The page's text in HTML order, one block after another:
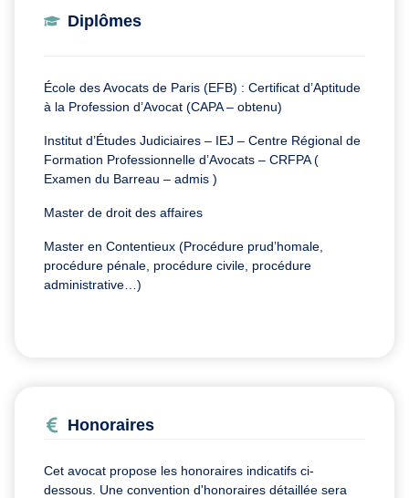
Diplômes
École des Avocats de Paris (EFB) : Certificat d’Aptitude
à la Profession d’Avocat (CAPA – obtenu)
Institut d’Études Judiciaires – IEJ – Centre Régional de
Formation Professionnelle d’Avocats – CRFPA (
Examen du Barreau – admis )
Master de droit des affaires
Master en Contentieux (Procédure prud’homale,
procédure pénale, procédure civile, procédure
administrative…)
Honoraires
Cet avocat propose les honoraires indicatifs ci-
dessous. Une convention d'honoraires détaillée sera